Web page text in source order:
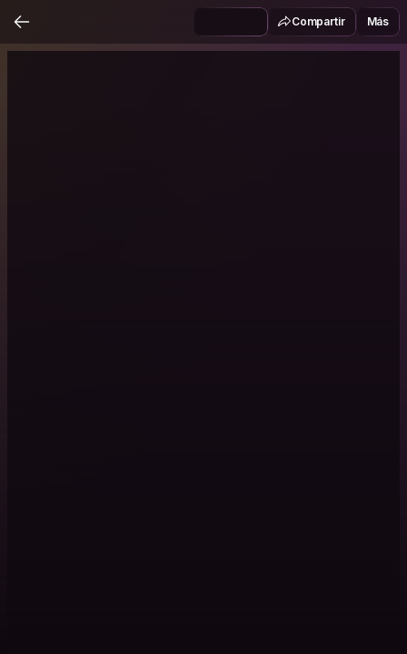
Compartir Más